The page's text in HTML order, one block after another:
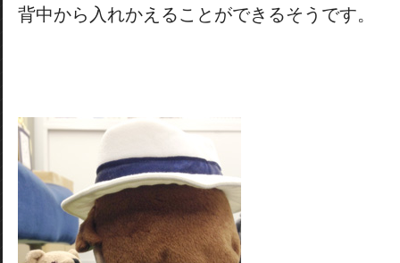
背中から入れかえることができるそうです。